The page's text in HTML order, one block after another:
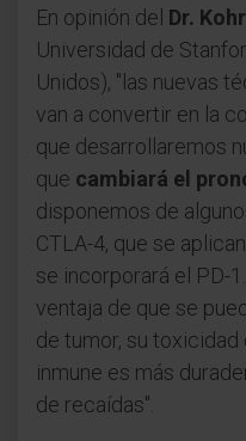
En opinión del Dr.
Universidad de
Unidos), "las nuevas
van a convertir en la
que desarrollaremos
que cambiará el
disponemos de
CTLA-4, que se
se incorporará el PD-
ventaja de que se
de tumor, su
inmune es más
de recaídas".